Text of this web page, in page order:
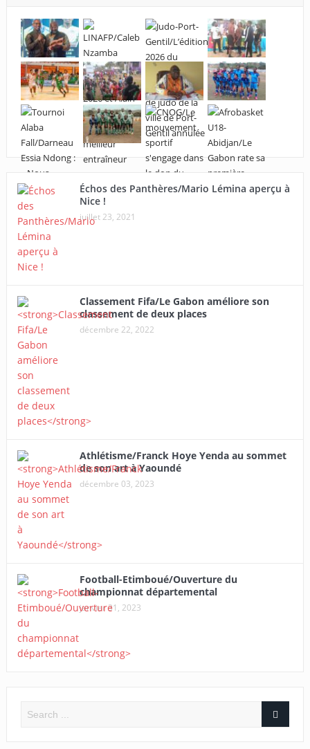
Échos des Panthères/Mario Lémina aperçu à
Nice !
juillet 23, 2021
Classement Fifa/Le Gabon améliore son
classement de deux places
décembre 22, 2022
Athlétisme/Franck Hoye Yenda au sommet
de son art à Yaoundé
décembre 03, 2023
Football-Etimboué/Ouverture du
championnat départemental
janvier 31, 2023